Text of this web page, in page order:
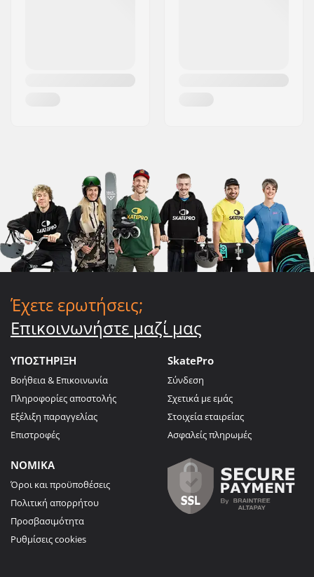
Έχετε ερωτήσεις;
Επικοινωνήστε μαζί μας
ΥΠΟΣΤΗΡΙΞΗ
Βοήθεια & Επικοινωνία
Πληροφορίες αποστολής
Εξέλιξη παραγγελίας
Επιστροφές
SkatePro
Σύνδεση
Σχετικά με εμάς
Στοιχεία εταιρείας
Ασφαλείς πληρωμές
ΝΟΜΙΚΑ
Όροι και προϋποθέσεις
Πολιτική απορρήτου
Προσβασιμότητα
Ρυθμίσεις cookies